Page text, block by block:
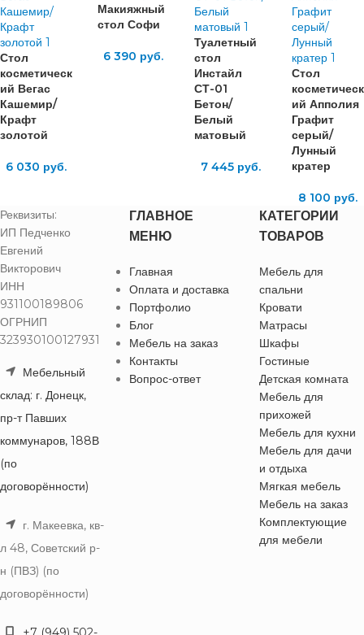
Стол
косметическ
ий Вегас
Кашемир/
Крафт
золотой
6 030 руб.
Макияжный
стол Софи
6 390 руб.
Туалетный
стол
Инстайл
СТ-01
Бетон/
Белый
матовый
7 445руб.
Стол
косметическ
ий Апполия
Графит
серый/
Лунный
кратер
8 100 руб.
Реквизиты:
ИП Педченко
Евгений
Викторович
ИНН
931100189806
ОГРНИП
323930100127931
Мебельный
склад: г. Донецк,
пр-т Павших
коммунаров, 188В
(по
договорённости)
г. Макеевка, кв-
л 48, Советский р-
н (ПВЗ) (по
договорённости)
ГЛАВНОЕ
МЕНЮ
Главная
Оплата и доставка
Портфолио
Блог
Мебель на заказ
Контакты
Вопрос-ответ
КАТЕГОРИИ
ТОВАРОВ
Мебель для
спальни
Кровати
Матрасы
Шкафы
Гостиные
Детская комната
Мебель для
прихожей
Мебель для кухни
Мебель для дачи
и отдыха
Мягкая мебель
Мебель на заказ
Комплектующие
для мебели